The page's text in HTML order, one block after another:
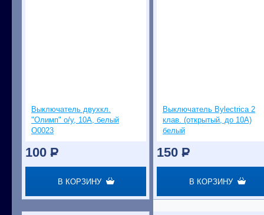
Выключатель двухкл.
"Олимп" о/у, 10А, белый
О0023
100 P
В КОРЗИНУ
Выключатель Bylectrica 2
клав. (открытый, до 10А)
белый
150 P
В КОРЗИНУ